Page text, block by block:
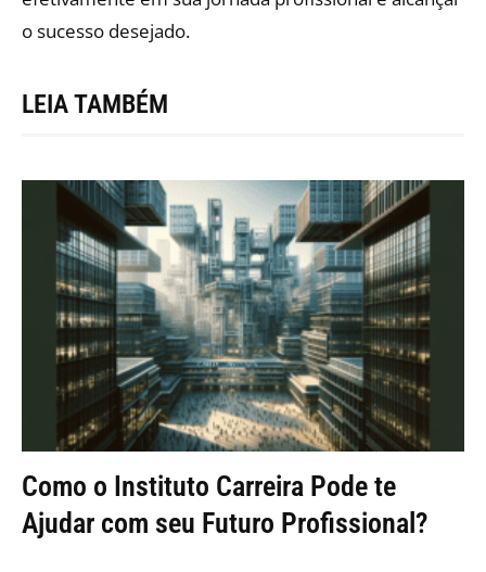
o sucesso desejado.
LEIA TAMBÉM
Como o Instituto Carreira Pode te
Ajudar com seu Futuro Profissional?